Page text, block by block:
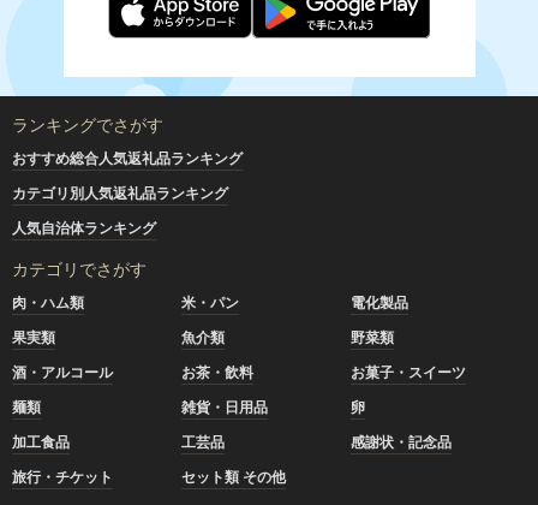
ランキングでさがす
おすすめ総合人気返礼品ランキング
カテゴリ別人気返礼品ランキング
人気自治体ランキング
カテゴリでさがす
肉・ハム類 米・パン
電化製品
果実類
魚介類
野菜類
酒・アルコール
お茶・飲料
お菓子・スイーツ
麺類
雑貨・日用品
卵
加工食品
工芸品
感謝状・記念品
旅行・チケット
セット類 その他